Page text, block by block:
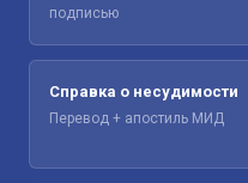
подписью
Справка о несудимости
Перевод + апостиль МИД